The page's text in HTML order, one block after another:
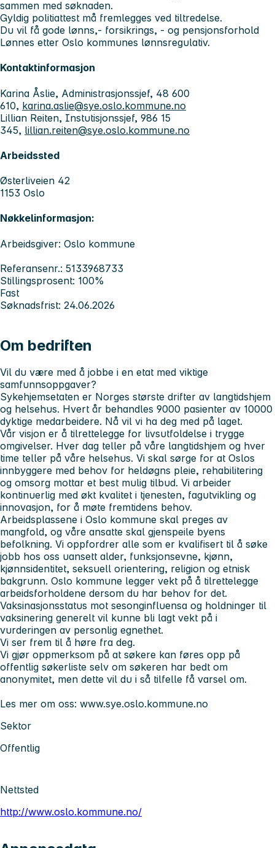
sammen med søknaden.
Gyldig politiattest må fremlegges ved tiltredelse.
Du vil få gode lønns,- forsikrings, - og pensjonsforhold
Lønnes etter Oslo kommunes lønnsregulativ.
Kontaktinformasjon
Karina Åslie, Administrasjonssjef, 48 600
610, karina.aslie@sye.oslo.kommune.no
Lillian Reiten, Instutisjonssjef, 986 15
345, lillian.reiten@sye.oslo.kommune.no
Arbeidssted
Østerliveien 42
1153 Oslo
Nøkkelinformasjon:
Arbeidsgiver: Oslo kommune
Referansenr.: 5133968733
Stillingsprosent: 100%
Fast
Søknadsfrist: 24.06.2026
Om bedriften
Vil du være med å jobbe i en etat med viktige
samfunnsoppgaver?
Sykehjemsetaten er Norges største drifter av langtidshjem
og helsehus. Hvert år behandles 9000 pasienter av 10000
dyktige medarbeidere. Nå vil vi ha deg med på laget.
Vår visjon er å tilrettelegge for livsutfoldelse i trygge
omgivelser. Hver dag teller på våre langtidshjem og hver
time teller på våre helsehus. Vi skal sørge for at Oslos
innbyggere med behov for heldøgns pleie, rehabilitering
og omsorg mottar et best mulig tilbud. Vi arbeider
kontinuerlig med økt kvalitet i tjenesten, fagutvikling og
innovasjon, for å møte fremtidens behov.
Arbeidsplassene i Oslo kommune skal preges av
mangfold, og våre ansatte skal gjenspeile byens
befolkning. Vi oppfordrer alle som er kvalifisert til å søke
jobb hos oss uansett alder, funksjonsevne, kjønn,
kjønnsidentitet, seksuell orientering, religion og etnisk
bakgrunn. Oslo kommune legger vekt på å tilrettelegge
arbeidsforholdene dersom du har behov for det.
Vaksinasjonsstatus mot sesonginfluensa og holdninger til
vaksinering generelt vil kunne bli lagt vekt på i
vurderingen av personlig egnethet.
Vi ser frem til å høre fra deg.
Vi gjør oppmerksom på at søkere kan føres opp på
offentlig søkerliste selv om søkeren har bedt om
anonymitet, men dette vil du i så tilfelle få varsel om.
Les mer om oss: www.sye.oslo.kommune.no
Sektor
Offentlig
Nettsted
http://www.oslo.kommune.no/